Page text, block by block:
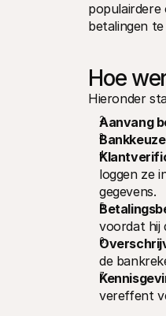
populairdere
betalingen
Hoe
Hieronder
Aanvang
Bankkeuze
loggen ze
gegevens.
voordat hij
de
vereffent